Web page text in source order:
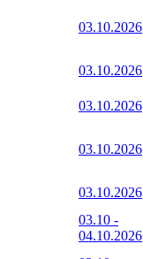
03.10.2026
03.10.2026
03.10.2026
03.10.2026
03.10.2026
03.10 -
04.10.2026